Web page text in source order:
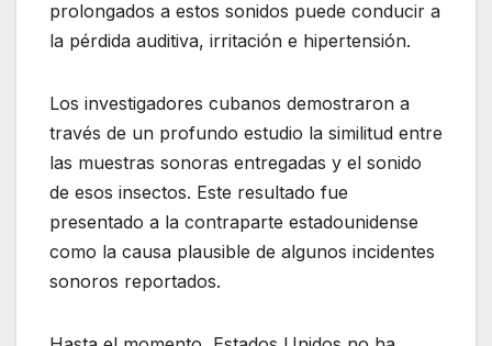
prolongados a estos sonidos puede conducir a
la pérdida auditiva, irritación e hipertensión.
Los investigadores cubanos demostraron a
través de un profundo estudio la similitud entre
las muestras sonoras entregadas y el sonido
de esos insectos. Este resultado fue
presentado a la contraparte estadounidense
como la causa plausible de algunos incidentes
sonoros reportados.